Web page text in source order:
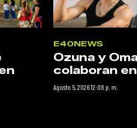
E40NEWS
Ozuna y
colaboran en
Agosto 5, 2026 12:08 p. m.